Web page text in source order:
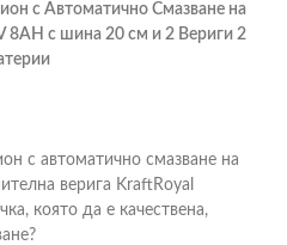
с Автоматично Смазване на
8AH с шина 20 см и 2 Вериги 2
с автоматично смазване на
верига KraftRoyal
която да е качествена,